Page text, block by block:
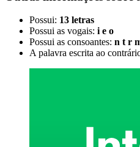
Possui: 13 letras
Possui as vogais: i e o
Possui as consoantes: n t r
A palavra escrita ao